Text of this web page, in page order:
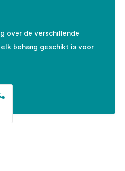
over de verschillende
behang geschikt is voor